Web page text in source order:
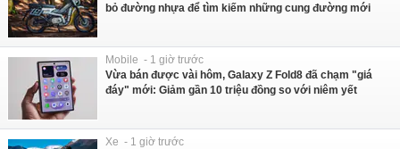
bỏ đường nhựa để tìm kiếm những cung đường mới
Mobile - 1 giờ trước
Vừa bán được vài hôm, Galaxy Z Fold8 đã chạm "giá
đáy" mới: Giảm gần 10 triệu đồng so với niêm yết
Xe - 1 giờ trước